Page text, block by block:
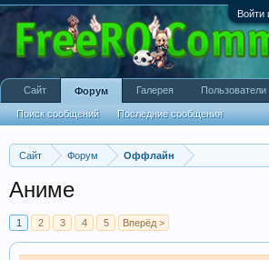
Войти
Сайт Форум Оффлайн
Аниме
1 2 3 4 5 Вперёд >
Сайт Форум
Поиск сообщений Последние сообщения
Галерея Пользователи